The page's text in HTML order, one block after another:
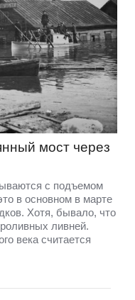
мост через
с подъемом
в основном в марте
Хотя, бывало, что
ливней.
века считается